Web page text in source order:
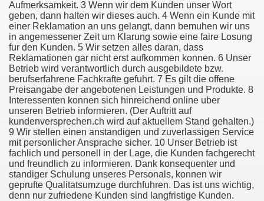
Aufmerksamkeit. 3 Wenn wir dem Kunden unser Wort
geben, dann halten wir dieses auch. 4 Wenn ein Kunde mit
einer Reklamation an uns gelangt, dann bemuhen wir uns
in angemessener Zeit um Klarung sowie eine faire Losung
fur den Kunden. 5 Wir setzen alles daran, dass
Reklamationen gar nicht erst aufkommen konnen. 6 Unser
Betrieb wird verantwortlich durch ausgebildete bzw.
berufserfahrene Fachkrafte gefuhrt. 7 Es gilt die offene
Preisangabe der angebotenen Leistungen und Produkte. 8
Interessenten konnen sich hinreichend online uber
unseren Betrieb informieren. (Der Auftritt auf
kundenversprechen.ch wird auf aktuellem Stand gehalten.)
9 Wir stellen einen anstandigen und zuverlassigen Service
mit personlicher Ansprache sicher. 10 Unser Betrieb ist
fachlich und personell in der Lage, die Kunden fachgerecht
und freundlich zu informieren. Dank konsequenter und
standiger Schulung unseres Personals, konnen wir
geprufte Qualitatsumzuge durchfuhren. Das ist uns wichtig,
denn nur zufriedene Kunden sind langfristige Kunden.